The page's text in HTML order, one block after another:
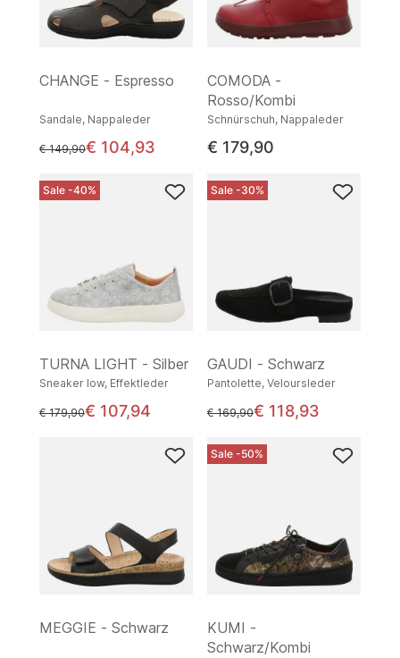
CHANGE - Espresso
Sandale, Nappaleder
statt
€ 149,90€ 104,93
COMODA -
Rosso/Kombi
Schnürschuh, Nappaleder
€ 179,90
Sale -40%
TURNA LIGHT - Silber
Sneaker low, Effektleder
statt
€ 179,90€ 107,94
Sale -30%
GAUDI - Schwarz
Pantolette, Veloursleder
statt
€ 169,90€ 118,93
MEGGIE - Schwarz
Sale -50%
KUMI -
Schwarz/Kombi